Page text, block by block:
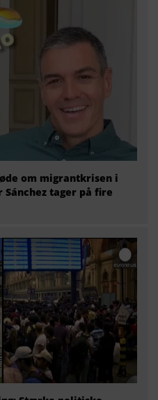
om migrantkrisen i
tager på fire